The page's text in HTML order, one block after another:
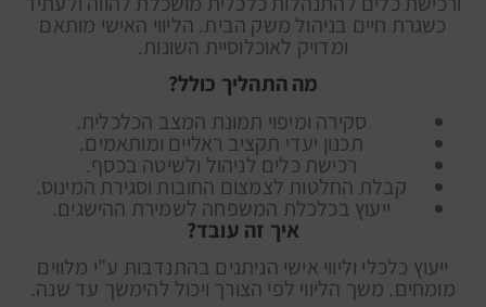
כשגרת חיים בניהול משק הבית. הליווי האישי מותאם
ומדויק לאוכלוסיית השונות.
מה התהליך כולל?
סקירה ומיפוי תמונת המצב הכלכלית.
תכנון יעדי תקציב ראליים ומותאמים.
רכישת כלים לניהול ולשיטה בכסף.
קבלת החלטות לצמצום החובות וסגירת המינוס.
ייעוץ בכלכלת המשפחה לשמירת ההישגים.
איך זה עובד?
ייעוץ כלכלי וליווי אישי הניתנים בהתנדבות ע"י מלווים
מומחים. משך הליווי לפי הצורך ויכול להימשך עד שנה.